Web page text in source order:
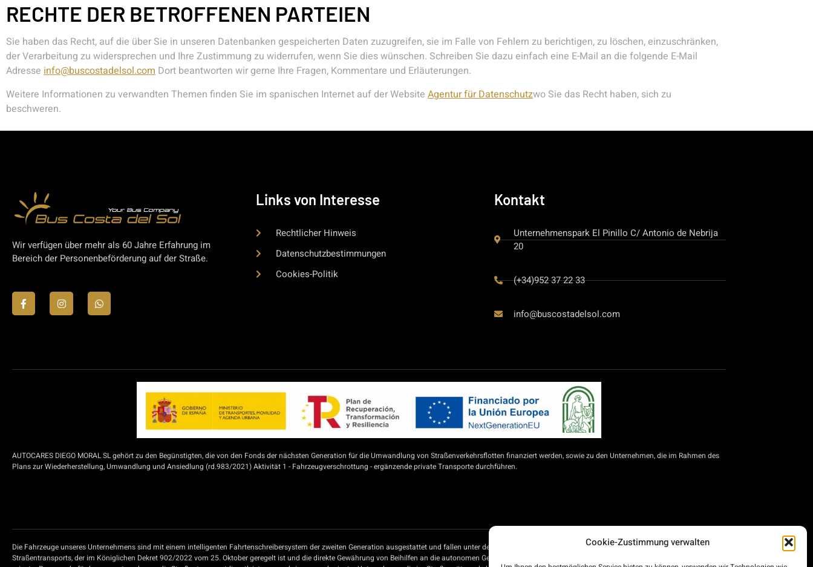
Cookie-Zustimmung verwalten
RECHTE DER BETROFFENEN PARTEIEN
Sie haben das Recht, auf die über Sie in unseren Datenbanken gespeicherten Daten zuzugreifen, sie im Falle von Fehlern zu berichtigen, zu löschen, einzuschränken,
der Verarbeitung zu widersprechen und Ihre Zustimmung zu widerrufen, wenn Sie dies wünschen. Schreiben Sie dazu einfach eine E-Mail an die folgende E-Mail
Adresse info@buscostadelsol.com Dort beantworten wir gerne Ihre Fragen, Kommentare und Erläuterungen.
Weitere Informationen zu verwandten Themen finden Sie im spanischen Internet auf der Website Agentur für Datenschutzwo Sie das Recht haben, sich zu
beschweren.
Wir verfügen über mehr als 60 Jahre Erfahrung im
Bereich der Personenbeförderung auf der Straße.
Links von Interesse
Rechtlicher Hinweis
Datenschutzbestimmungen
Cookies-Politik
Kontakt
Unternehmenspark El Pinillo C/ Antonio de Nebrija
20
(+34)952 37 22 33
info@buscostadelsol.com
AUTOCARES DIEGO MORAL SL gehört zu den Begünstigten, die von den Fonds der nächsten Generation für die Umwandlung von Straßenverkehrsflotten finanziert werden, sowie zu den Unternehmen, die im Rahmen des
Plans zur Wiederherstellung, Umwandlung und Ansiedlung (rd.983/2021) Aktivität 1 - Fahrzeugverschrottung - ergänzende private Transporte durchführen.
Die Fahrzeuge unseres Unternehmens sind mit einem intelligenten Fahrtenschreibersystem der zweiten Generation ausgestattet und fallen unter den Beihilfeplan für Selbstständige und KMU zur Modernisierung des
Straßentransports, der im Königlichen Dekret 902/2022 vom 25. Oktober geregelt ist und die direkte Gewährung von Beihilfen an die autonomen Gemeinschaften und die Städte Ceuta und Melilla für die Modernisierung